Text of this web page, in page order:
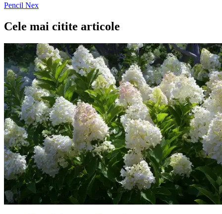
Pencil Nex
Cele mai citite articole